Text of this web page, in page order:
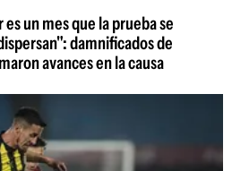
un mes que la prueba se
damnificados de
avances en la causa